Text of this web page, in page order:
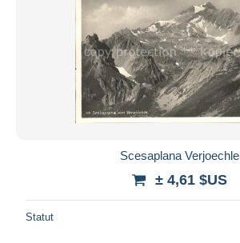
Scesaplana Verjoechle
± 4,61 $US
Statut